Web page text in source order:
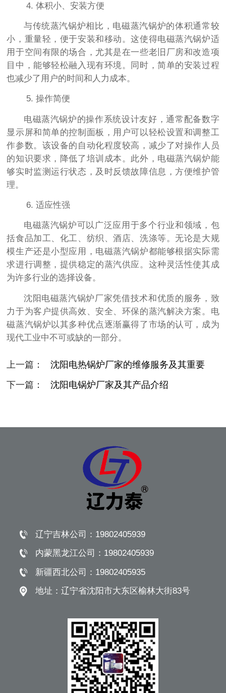
4. 体积小、安装方便
与传统蒸汽锅炉相比，电磁蒸汽锅炉的体积通常较
小，重量轻，便于安装和移动。这使得电磁蒸汽锅炉适
用于空间有限的场合，尤其是在一些老旧厂房和改造项
目中，能够轻松融入现有环境。同时，简单的安装过程
也减少了用户的时间和人力成本。
5. 操作简便
电磁蒸汽锅炉的操作系统设计友好，通常配备数字
显示屏和简单的控制面板，用户可以轻松设置和调整工
作参数。该设备的自动化程度较高，减少了对操作人员
的知识要求，降低了培训成本。此外，电磁蒸汽锅炉能
够实时监测运行状态，及时反馈故障信息，方便维护管
理。
6. 适应性强
电磁蒸汽锅炉可以广泛应用于多个行业和领域，包
括食品加工、化工、纺织、酒店、洗涤等。无论是大规
模生产还是小型应用，电磁蒸汽锅炉都能够根据实际需
求进行调整，提供稳定的蒸汽供应。这种灵活性使其成
为许多行业的选择设备。
沈阳电磁蒸汽锅炉厂家凭借技术和优质的服务，致
力于为客户提供高效、安全、环保的蒸汽解决方案。电
磁蒸汽锅炉以其多种优点逐渐赢得了市场的认可，成为
现代工业中不可或缺的一部分。
上一篇：
沈阳电热锅炉厂家的维修服务及其重要
下一篇： 沈阳电锅炉厂家及其产品介绍
辽宁吉林公司： 19802405939
内蒙黑龙江公司： 19802405939
新疆西北公司： 19802405935
地址：辽宁省沈阳市大东区榆林大街83号